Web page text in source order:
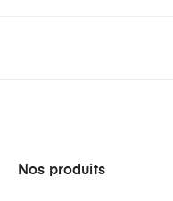
Nos produits